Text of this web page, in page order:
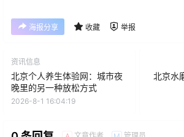
海报分享 收藏 举报
资讯信息
北京个人养生体验网：城市夜
晚里的另一种放松方式
2026-8-1 16:04:19
北京水